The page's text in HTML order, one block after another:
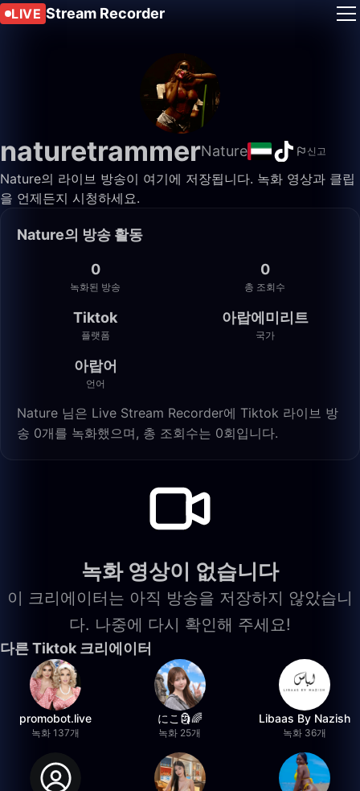
LIVE Stream Recorder
naturetrammerNature 신고
Nature의 라이브 방송이 여기에 저장됩니다. 녹화 영상과 클립
을 언제든지 시청하세요.
Nature의 방송 활동
0
녹화된 방송
0
총 조회수
Tiktok
플랫폼
아랍에미리트
국가
아랍어
언어
Nature 님은 Live Stream Recorder에 Tiktok 라이브 방
송 0개를 녹화했으며, 총 조회수는 0회입니다.
녹화 영상이 없습니다
이 크리에이터는 아직 방송을 저장하지 않았습니
다. 나중에 다시 확인해 주세요!
다른 Tiktok 크리에이터
promobot.live
녹화 137개
にこ🗿🌈
녹화 25개
Libaas By Nazish
녹화 36개